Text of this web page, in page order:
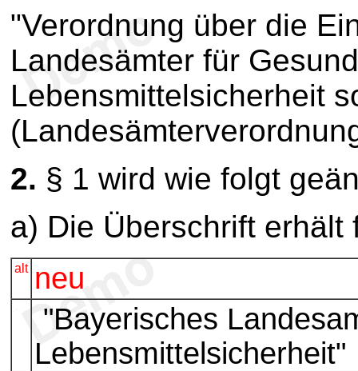
"Verordnung über die
Landesämter für
Lebensmittelsicherheit
2. § 1 wird wie folgt
a) Die Überschrift erhält
alt neu
"Bayerisches
Lebensmittelsicherheit"